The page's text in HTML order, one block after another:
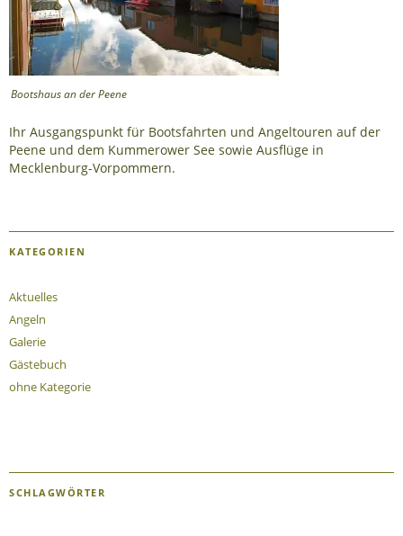
Bootshaus an der Peene
Ihr Ausgangspunkt für Bootsfahrten und Angeltouren auf der
Peene und dem Kummerower See sowie Ausflüge in
Mecklenburg-Vorpommern.
KATEGORIEN
Aktuelles
Angeln
Galerie
Gästebuch
ohne Kategorie
SCHLAGWÖRTER